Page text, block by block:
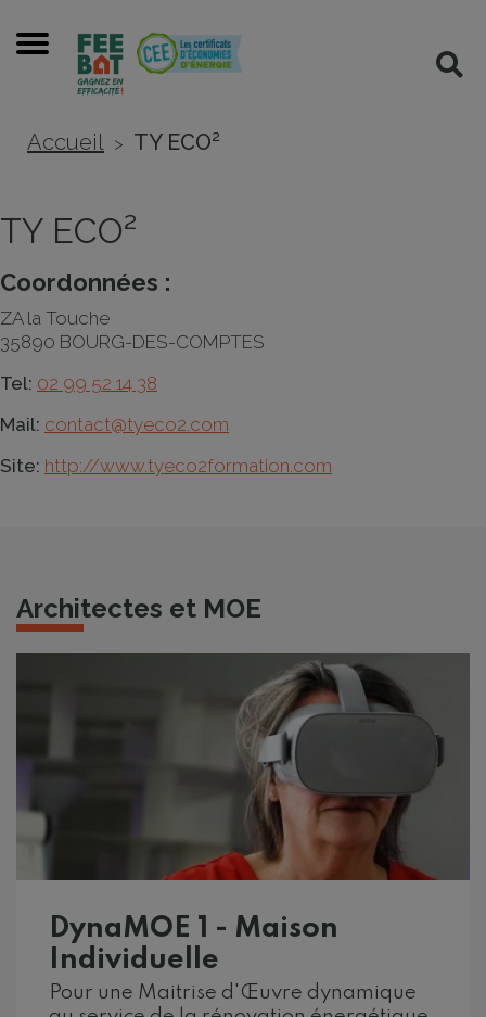
Menu
Accueil > TY ECO²
TY ECO²
Coordonnées :
ZA la Touche
35890 BOURG-DES-COMPTES
Tel: 02 99 52 14 38
Mail: contact@tyeco2.com
Site: http://www.tyeco2formation.com
Architectes et MOE
DynaMOE 1 - Maison
Individuelle
Pour une Maitrise d'Œuvre dynamique